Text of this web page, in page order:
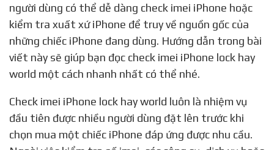
người dùng có thể dễ dàng check imei iPhone hoặc
kiểm tra xuất xứ iPhone để truy về nguồn gốc của
những chiếc iPhone đang dùng. Hướng dẫn trong bài
viết này sẽ giúp bạn đọc check imei iPhone lock hay
world một cách nhanh nhất có thể nhé.
Check imei iPhone lock hay world luôn là nhiệm vụ
đầu tiên được nhiều người dùng đặt lên trước khi
chọn mua một chiếc iPhone đáp ứng được nhu cầu.